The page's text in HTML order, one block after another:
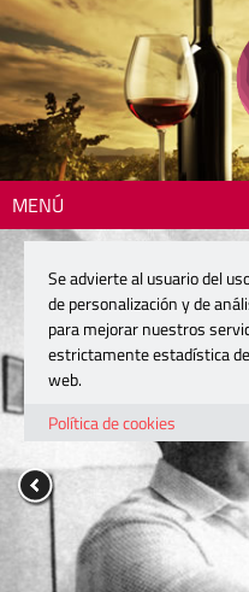
MENÚ
Se advierte al usuario del
de personalización y de
para mejorar nuestros
estrictamente estadística
web.
Política de cookies